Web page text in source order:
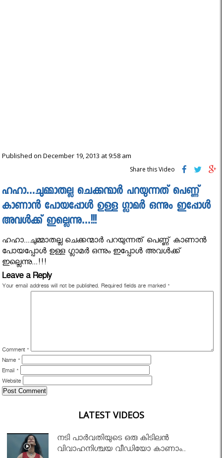
Published on December 19, 2013 at 9:58 am
Share this Video
ഹഹാ…ചുമ്മാതല്ല ചെക്കന്മാർ പറയുന്നത് പെണ്ണ്
കാണാൻ പോയപ്പോൾ ഉള്ള ഗ്ലാമർ ഒന്നും ഇപ്പോൾ
അവൾക്ക് ഇല്ലെന്നു…!!!
ഹഹാ...ചുമ്മാതല്ല ചെക്കന്മാർ പറയുന്നത് പെണ്ണ് കാണാൻ
പോയപ്പോൾ ഉള്ള ഗ്ലാമർ ഒന്നും ഇപ്പോൾ അവൾക്ക്
ഇല്ലെന്നു...!!!
Leave a Reply
Your email address will not be published. Required fields are marked *
Comment *
Name *
Email *
Website
LATEST VIDEOS
നടി പാർവതിയുടെ ഒരു കിടിലൻ
വിവാഹനിശ്ചയ വീഡിയോ കാണാം..